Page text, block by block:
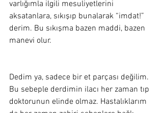
varlığımla ilgili mesuliyetlerini
aksatanlara, sıkışıp bunalarak “imdat!”
derim. Bu sıkışma bazen maddi, bazen
manevi olur.
Dedim ya, sadece bir et parçası değilim.
Bu sebeple derdimin ilacı her zaman tıp
doktorunun elinde olmaz. Hastalıklarım